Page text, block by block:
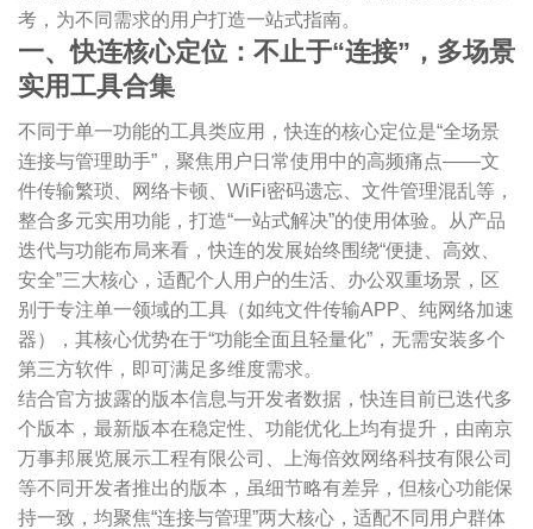
考，为不同需求的用户打造一站式指南。
一、快连核心定位：不止于“连接”，多场景
实用工具合集
不同于单一功能的工具类应用，快连的核心定位是“全场景
连接与管理助手”，聚焦用户日常使用中的高频痛点——文
件传输繁琐、网络卡顿、WiFi密码遗忘、文件管理混乱等，
整合多元实用功能，打造“一站式解决”的使用体验。从产品
迭代与功能布局来看，快连的发展始终围绕“便捷、高效、
安全”三大核心，适配个人用户的生活、办公双重场景，区
别于专注单一领域的工具（如纯文件传输APP、纯网络加速
器），其核心优势在于“功能全面且轻量化”，无需安装多个
第三方软件，即可满足多维度需求。
结合官方披露的版本信息与开发者数据，快连目前已迭代多
个版本，最新版本在稳定性、功能优化上均有提升，由南京
万事邦展览展示工程有限公司、上海倍效网络科技有限公司
等不同开发者推出的版本，虽细节略有差异，但核心功能保
持一致，均聚焦“连接与管理”两大核心，适配不同用户群体